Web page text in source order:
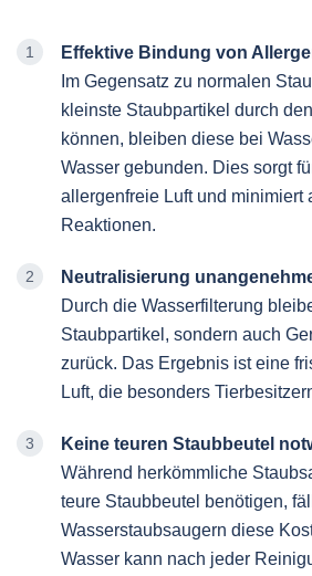
Effektive Bindung von
Im Gegensatz zu normalen
kleinste Staubpartikel durch
können, bleiben diese bei
Wasser gebunden. Dies sorgt
allergenfreie Luft und minimiert
Reaktionen.
Neutralisierung
Durch die Wasserfilterung
Staubpartikel, sondern auch
zurück. Das Ergebnis ist eine
Luft, die besonders
Keine teuren Staubbeutel
Während herkömmliche
teure Staubbeutel benötigen,
Wasserstaubsaugern diese
Wasser kann nach jeder